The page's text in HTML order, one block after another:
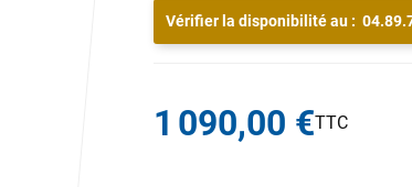
Vérifier la disponibilité au :
1 090,00 €